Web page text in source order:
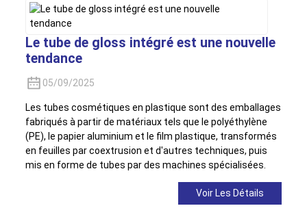
Le tube de gloss intégré est une nouvelle
tendance
05/09/2025
Les tubes cosmétiques en plastique sont des emballages
fabriqués à partir de matériaux tels que le polyéthylène
(PE), le papier aluminium et le film plastique, transformés
en feuilles par coextrusion et d'autres techniques, puis
mis en forme de tubes par des machines spécialisées.
Voir Les Détails